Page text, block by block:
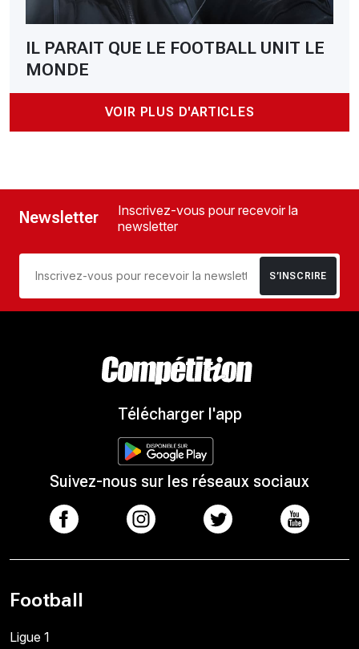
IL PARAIT QUE LE FOOTBALL UNIT LE
MONDE
VOIR PLUS D'ARTICLES
Newsletter
Inscrivez-vous pour recevoir la
newsletter
S’INSCRIRE
Télécharger l'app
Suivez-nous sur les réseaux sociaux
Football
Ligue 1